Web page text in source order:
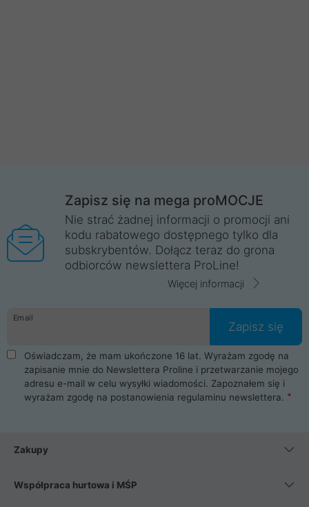
Zapisz się na mega proMOCJE
Nie strać żadnej informacji o promocji ani
kodu rabatowego dostępnego tylko dla
subskrybentów. Dołącz teraz do grona
odbiorców newslettera ProLine!
Więcej informacji
Email
Zapisz się
Oświadczam, że mam ukończone 16 lat. Wyrażam zgodę na
zapisanie mnie do Newslettera Proline i przetwarzanie mojego
adresu e-mail w celu wysyłki wiadomości. Zapoznałem się i
wyrażam zgodę na postanowienia regulaminu newslettera.
Zakupy
Współpraca hurtowa i MŚP